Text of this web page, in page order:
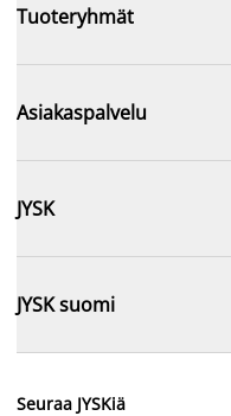
Tuoteryhmät
Asiakaspalvelu
JYSK
JYSK suomi
Seuraa JYSKiä